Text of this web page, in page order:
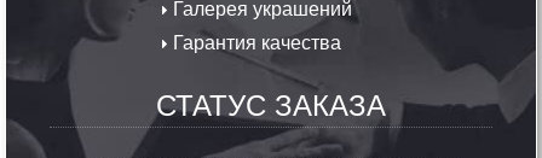
Галерея украшений
Гарантия качества
СТАТУС ЗАКАЗА